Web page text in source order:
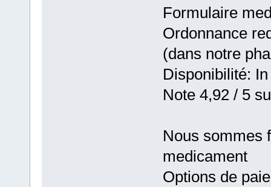
Formulaire
Ordonnance
(dans notre
Disponibilité:
Note 4,92 / 5
Nous sommes
medicament
Options de